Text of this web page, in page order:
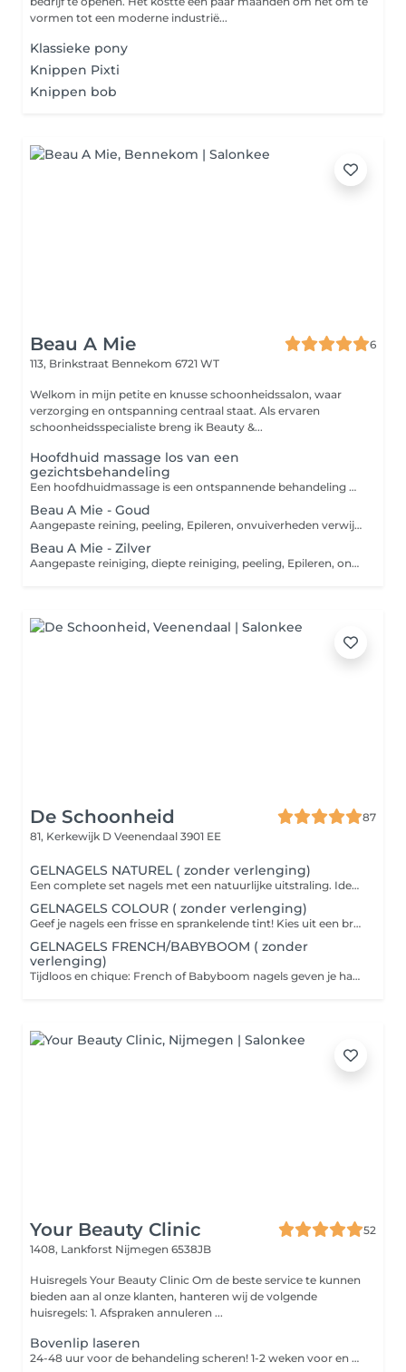
vormen tot een moderne industrië...
Klassieke pony
Knippen Pixti
Knippen bob
Beau A Mie
6
113, Brinkstraat Bennekom 6721 WT
Welkom in mijn petite en knusse schoonheidssalon, waar
verzorging en ontspanning centraal staat. Als ervaren
schoonheidsspecialiste breng ik Beauty &...
Hoofdhuid massage los van een
gezichtsbehandeling
Een hoofdhuidmassage is een ontspannende behandeling waarbij het hoofd, de nek en de schouders met zachte druk en strijkingen worden gemasseerd. Behandeling die ook als extra geboekt kan worden bij andere behandelingen.
Beau A Mie - Goud
Aangepaste reining, peeling, Epileren, onvuiverheden verwijderen, Lymfedrainage massage 20min. met glazen klokjes van gelaat- hals- decollaté, Manuele massage 25 min. van gelaat- hals- decollaté- nek & schouders, Aangepast masker, Afsluitende huidvezorging incl. elixer of serum.
Beau A Mie - Zilver
Aangepaste reiniging, diepte reiniging, peeling, Epileren, onzuiverheden verwijderen, Manuele massage OF Lymfedrainage ca.25 min. van gelaat- hals- decolleté- nek & schouders, Aangepast masker, Afsluitende huidverzorging incl. elixer of serum.
De Schoonheid
87
81, Kerkewijk D Veenendaal 3901 EE
GELNAGELS NATUREL ( zonder verlenging)
Een complete set nagels met een natuurlijke uitstraling. Ideaal voor wie een verzorgde en elegante look wil zonder opvallende kleuren. Sterk en stijlvol, perfect voor dagelijks gebruik.
GELNAGELS COLOUR ( zonder verlenging)
Geef je nagels een frisse en sprankelende tint! Kies uit een breed assortiment kleuren voor een opvallende of subtiele look, helemaal afgestemd op jouw stijl en stemming.
GELNAGELS FRENCH/BABYBOOM ( zonder
verlenging)
Tijdloos en chique: French of Babyboom nagels geven je handen een elegante, verzorgde uitstraling. Perfect voor speciale gelegenheden of gewoon omdat je van een klassieke look houdt.
Your Beauty Clinic
52
1408, Lankforst Nijmegen 6538JB
Huisregels Your Beauty Clinic Om de beste service te kunnen
bieden aan al onze klanten, hanteren wij de volgende
huisregels: 1. Afspraken annuleren ...
Bovenlip laseren
24-48 uur voor de behandeling scheren! 1-2 weken voor en na de behandeling geen zon, zonnebank of bruiningscrème gebruiken